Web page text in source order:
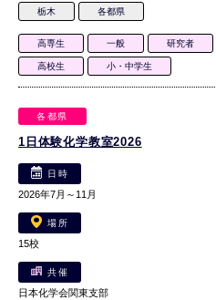
栃木 各都県
高専生 一般 研究者
高校生 小・中学生
各都県
1日体験化学教室2026
日時
2026年7月～11月
場所
15校
共催
日本化学会関東支部